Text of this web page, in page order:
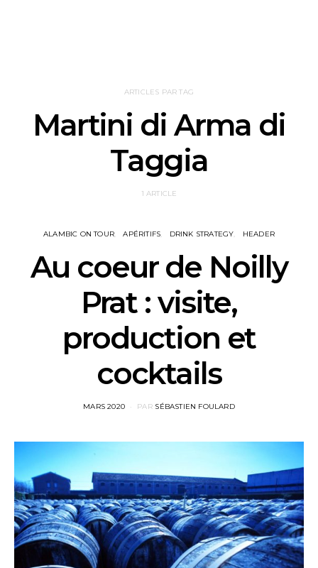
ARTICLES PAR TAG
Martini di Arma di
Taggia
1 ARTICLE
ALAMBIC ON TOUR APÉRITIFS DRINK STRATEGY HEADER
Au coeur de Noilly
Prat : visite,
production et
cocktails
POSTED
MARS 2020 PAR SÉBASTIEN FOULARD